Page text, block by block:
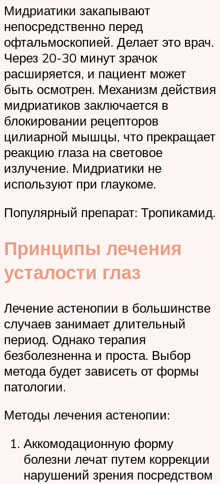
Мидриатики закапывают
непосредственно перед
офтальмоскопией. Делает это врач.
Через 20-30 минут зрачок
расширяется, и пациент может
быть осмотрен. Механизм действия
мидриатиков заключается в
блокировании рецепторов
цилиарной мышцы, что прекращает
реакцию глаза на световое
излучение. Мидриатики не
используют при глаукоме.
Популярный препарат: Тропикамид.
Принципы лечения
усталости глаз
Лечение астенопии в большинстве
случаев занимает длительный
период. Однако терапия
безболезненна и проста. Выбор
метода будет зависеть от формы
патологии.
Методы лечения астенопии:
Аккомодационную форму
болезни лечат путем коррекции
нарушений зрения посредством